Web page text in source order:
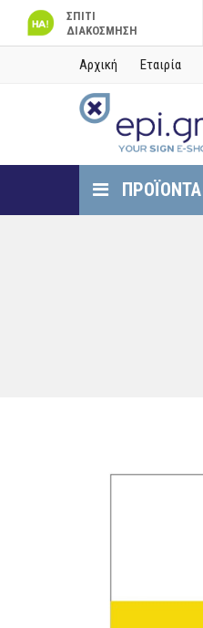
ΣΠΙΤΙ
ΔΙΑΚΟΣΜΗΣΗ
Αρχική Εταιρία
ΠΡΟΪΟΝΤΑ